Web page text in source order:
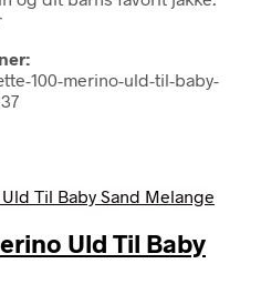
100-merino-uld-til-baby-
Uld Til Baby